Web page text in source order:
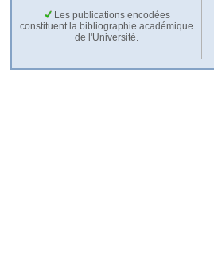
Les publications encodées
constituent la bibliographie académique
de l'Université.